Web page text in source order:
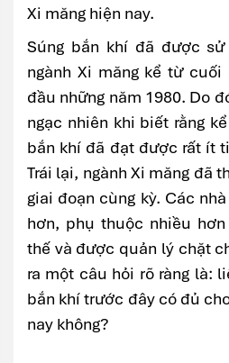
Xi măng hiện nay.
Súng bắn khí đã được
ngành Xi măng kể từ cuối
đầu những năm 1980. Do
ngạc nhiên khi biết rằng
bắn khí đã đạt được rất ít
Trái lại, ngành Xi măng đã
giai đoạn cùng kỳ. Các
hơn, phụ thuộc nhiều
thế và được quản lý chặt
ra một câu hỏi rõ ràng là:
bắn khí trước đây có đủ
nay không?